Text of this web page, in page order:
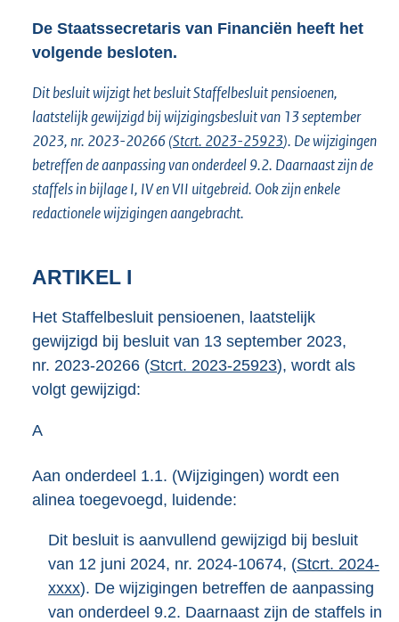
De Staatssecretaris van Financiën heeft het
volgende besloten.
Dit besluit wijzigt het besluit Staffelbesluit pensioenen,
laatstelijk gewijzigd bij wijzigingsbesluit van 13 september
2023, nr. 2023-20266 (Stcrt. 2023-25923). De wijzigingen
betreffen de aanpassing van onderdeel 9.2. Daarnaast zijn de
staffels in bijlage I, IV en VII uitgebreid. Ook zijn enkele
redactionele wijzigingen aangebracht.
ARTIKEL I
Het Staffelbesluit pensioenen, laatstelijk
gewijzigd bij besluit van 13 september 2023,
nr. 2023-20266 (Stcrt. 2023-25923), wordt als
volgt gewijzigd:
A
Aan onderdeel 1.1. (Wijzigingen) wordt een
alinea toegevoegd, luidende:
Dit besluit is aanvullend gewijzigd bij besluit
van 12 juni 2024, nr. 2024-10674, (Stcrt. 2024-
xxxx). De wijzigingen betreffen de aanpassing
van onderdeel 9.2. Daarnaast zijn de staffels in